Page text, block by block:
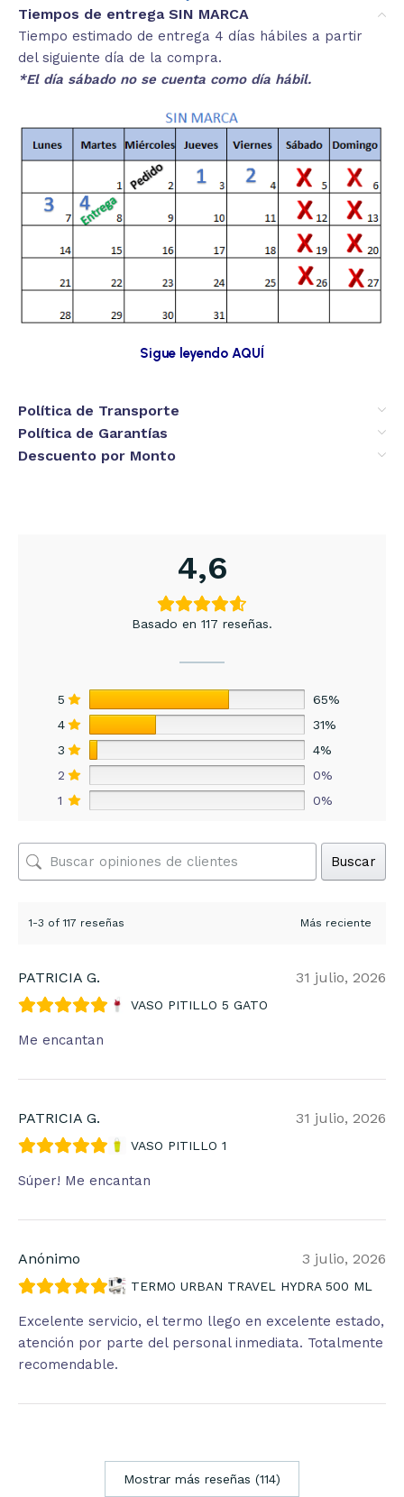
Tiempos de entrega SIN MARCA
Tiempo estimado de entrega 4 días hábiles a partir
del siguiente día de la compra.
*El día sábado no se cuenta como día hábil.
Sigue leyendo AQUÍ
Política de Transporte
Política de Garantías
Descuento por Monto
4,6
Basado en 117 reseñas.
5
65%
4
31%
3
4%
2
0%
1
0%
Buscar
1-3 of 117 reseñas
PATRICIA G. 31 julio, 2026
VASO PITILLO 5 GATO
Me encantan
PATRICIA G. 31 julio, 2026
VASO PITILLO 1
Súper! Me encantan
Anónimo 3 julio, 2026
TERMO URBAN TRAVEL HYDRA 500 ML
Excelente servicio, el termo llego en excelente estado,
atención por parte del personal inmediata. Totalmente
recomendable.
Mostrar más reseñas (114)